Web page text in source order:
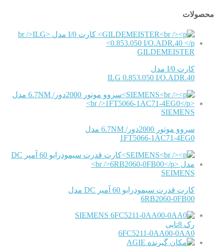
محصولات
GILDEMEISTER
کارت I/0 مدل
ILG 0.853.050 I/O.ADR.40
SIEMENS
سروو موتور 2000دور/ 6.7NM مدل
1FT5066-1AC71-4EG0
SEIMENS
کارت قدرت سیمودرایو 60 آمپر DC مدل
6RB2060-0FB00
SIEMENS
رک 8تایی
6FC5211-0AA00-0AA0
AGIE